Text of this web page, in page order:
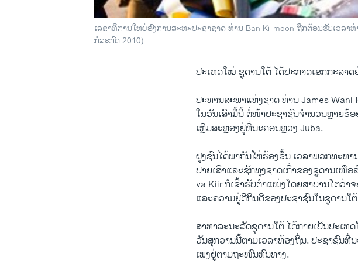
ເລຂາທິການໃຫຍ່ອົງການສະຫະປະຊາຊາດ ທ່ານ Ban Ki-moon ຖືກຕ້ອນຮັບເວລ
ກໍລະກົດ 2010)
ປະເທດໃໝ່ ຊູດານໃຕ້ ໄດ້ປະກາດເອກກະລາດ
ປະທານສະພາແຫ່ງຊາດ ທ່ານ James Wani
ໃນວັນເສົາມື້ນີ້ ຕໍ່ໜ້າປະຊາຊົນຈຳນວນຫຼາຍຮ້
ເຫຼີມສະຫຼອງຢູ່ທີ່ນະຄອນຫຼວງ Juba.
ຝູງຊົນໄດ້ພາກັນໂຫ່ຮ້ອງຂຶ້ນ ເວລາພວກທະຫ
ປາຍເສົາແລະຊັກທຸງຊາດເກົ່າຂອງຊູດານເໜື
va Kiir ກໍເຂົ້າຮັບຕຳແໜ່ງໂດຍສາບານໂຕວ່
ແລະຄວາມຢູ່ດີກິນດີຂອງປະຊາຊົນໃນຊູດານໃ
ສາທາລະນະລັດຊູດານໃຕ້ ໄດ້ກາຍເປັນປະເ
ວັນສຸກວານນີ້ຕາມເວລາທ້ອງຖິ່ນ. ປະຊາຊົນທີ່
ເພງຢູ່ຕາມຖະໜົນຫົນທາງ.